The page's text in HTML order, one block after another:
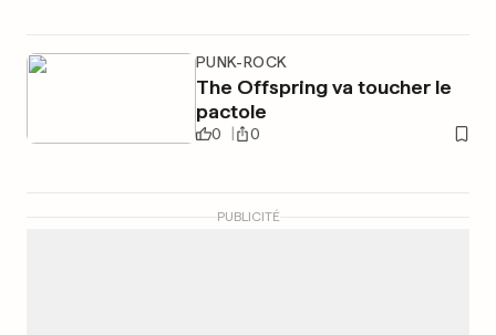
PUNK-ROCK
The Offspring va toucher le
pactole
0 0
PUBLICITÉ